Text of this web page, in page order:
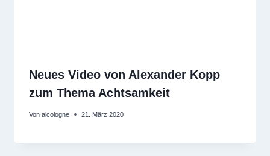
Neues Video von Alexander Kopp
zum Thema Achtsamkeit
Von alcologne 21. März 2020